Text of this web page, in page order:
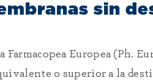
sin
Farmacopea Europea (Ph.
o superior a la